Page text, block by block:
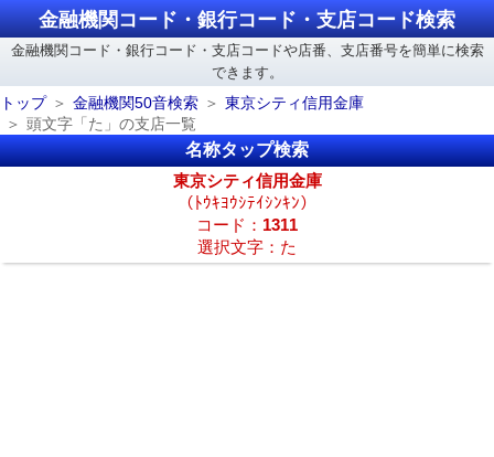
金融機関コード・銀行コード・支店コード検索
金融機関コード・銀行コード・支店コードや店番、支店番号を簡単に検索
できます。
トップ
金融機関50音検索
東京シティ信用金庫
頭文字「た」の支店一覧
名称タップ検索
東京シティ信用金庫
（ﾄｳｷﾖｳｼﾃｲｼﾝｷﾝ）
コード： 1311
選択文字：た